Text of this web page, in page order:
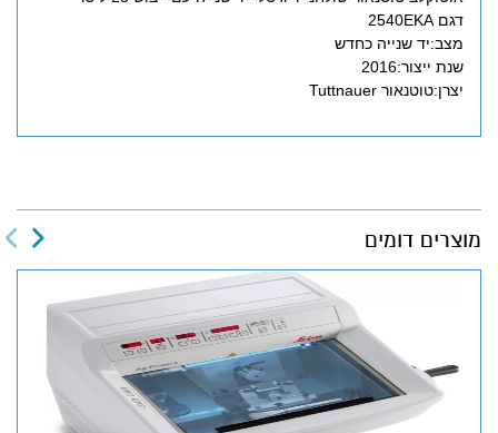
דגם 2540EKA
מצב:יד שנייה כחדש
שנת ייצור:2016
יצרן:טוטנאור Tuttnauer
מוצרים דומים